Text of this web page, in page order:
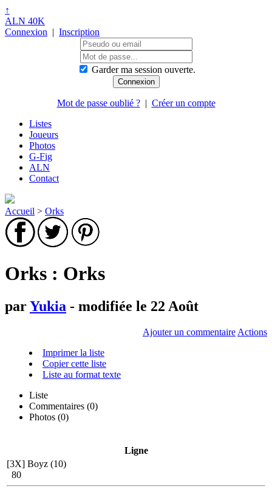
↑
ALN 40K
Connexion | Inscription
Garder ma session ouverte.
Mot de passe oublié ?| Créer un compte
Listes
Joueurs
Photos
G-Fig
ALN
Contact
Accueil > Orks
Orks : Orks
parYukia - modifiée le 22 Août
Ajouter un commentaire Actions
Imprimer la liste
Copier cette liste
Liste au format texte
Liste
Commentaires (0)
Photos (0)
Ligne
[3X] Boyz (10)
80